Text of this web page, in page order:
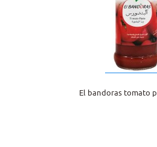
El bandoras tomato